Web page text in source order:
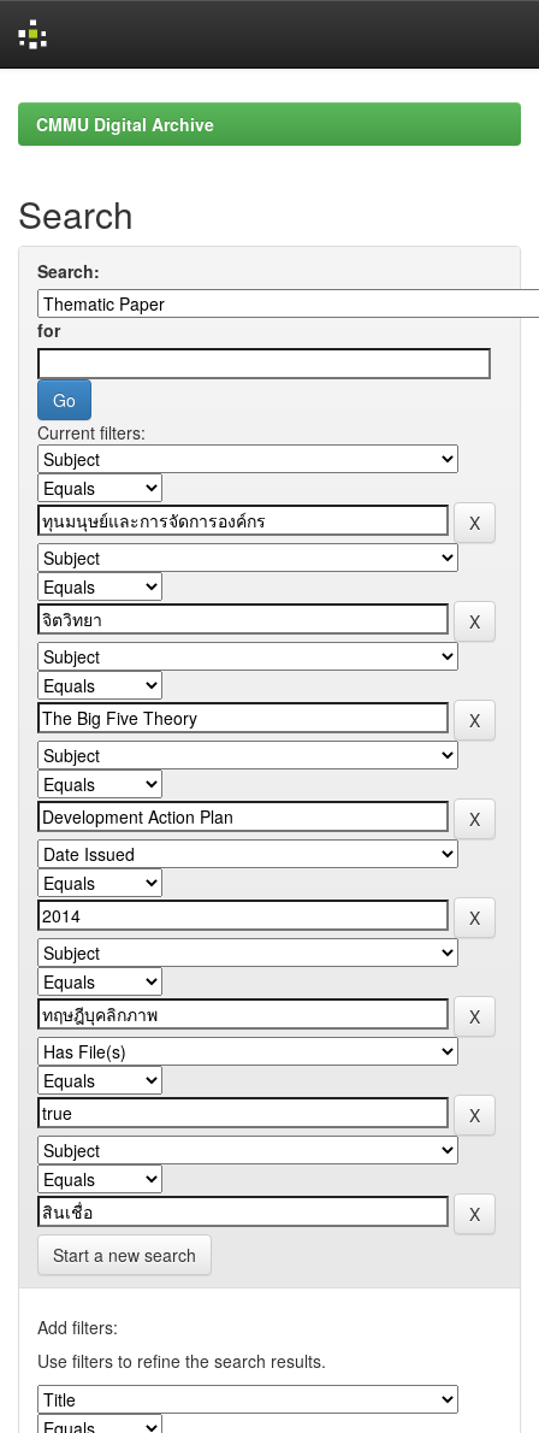
navigationCMMU Digital Archive
Search
Search:
for
Current filters:
Start a new search
Add filters:
Use filters to refine the search results.